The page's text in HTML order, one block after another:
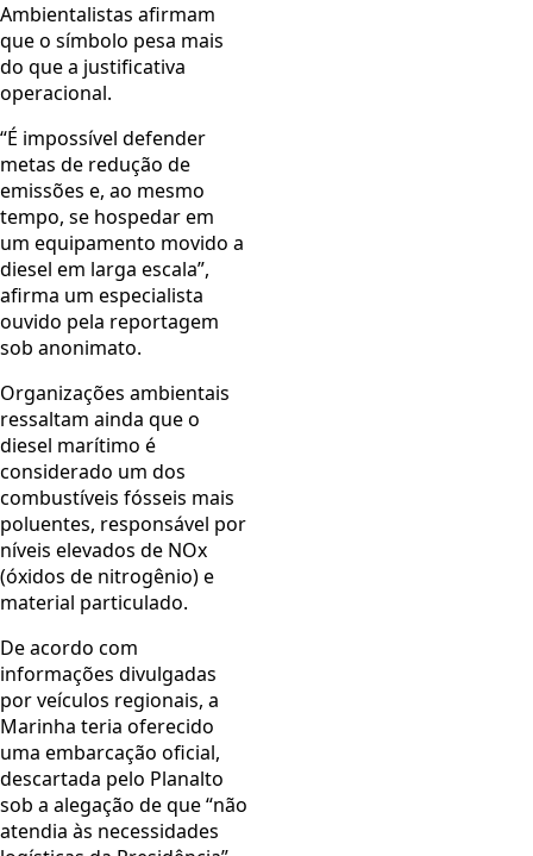
Ambientalistas afirmam
que o símbolo pesa mais
do que a justificativa
operacional.
“É impossível defender
metas de redução de
emissões e, ao mesmo
tempo, se hospedar em
um equipamento movido a
diesel em larga escala”,
afirma um especialista
ouvido pela reportagem
sob anonimato.
Organizações ambientais
ressaltam ainda que o
diesel marítimo é
considerado um dos
combustíveis fósseis mais
poluentes, responsável por
níveis elevados de NOx
(óxidos de nitrogênio) e
material particulado.
De acordo com
informações divulgadas
por veículos regionais, a
Marinha teria oferecido
uma embarcação oficial,
descartada pelo Planalto
sob a alegação de que “não
atendia às necessidades